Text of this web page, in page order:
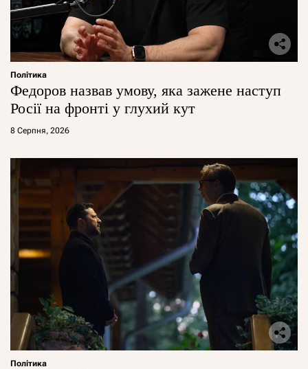
Політика
Федоров назвав умову, яка зажене наступ
Росії на фронті у глухий кут
8 Серпня, 2026
Політика